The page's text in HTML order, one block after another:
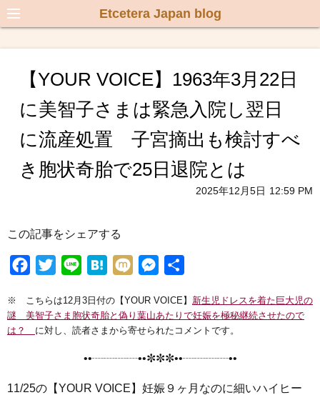
Etcetera Japan blog
【YOUR VOICE】1963年3月22日
に美智子さまは緊急入院し翌日
に流産処置 子宮摘出も検討すべ
き胞状奇胎で25日退院とは
2025年12月5日 12:59 PM
この記事をシェアする
c
o
i
t
r
n
e
H
t
e
M
x
i
s
s
n
g
※ こちらは12月3日付の【YOUR VOICE】 新生児ドレスを着た巨大児の
謎 美智子さま胞状奇胎と偽り葉山あたりで妊娠を極秘継続させたので
は？ に対し、読者さまから寄せられたコメントです。
••┈┈┈┈••✼✼✼••┈┈┈┈••
11/25の【YOUR VOICE】妊娠９ヶ月なのに細いハイヒー